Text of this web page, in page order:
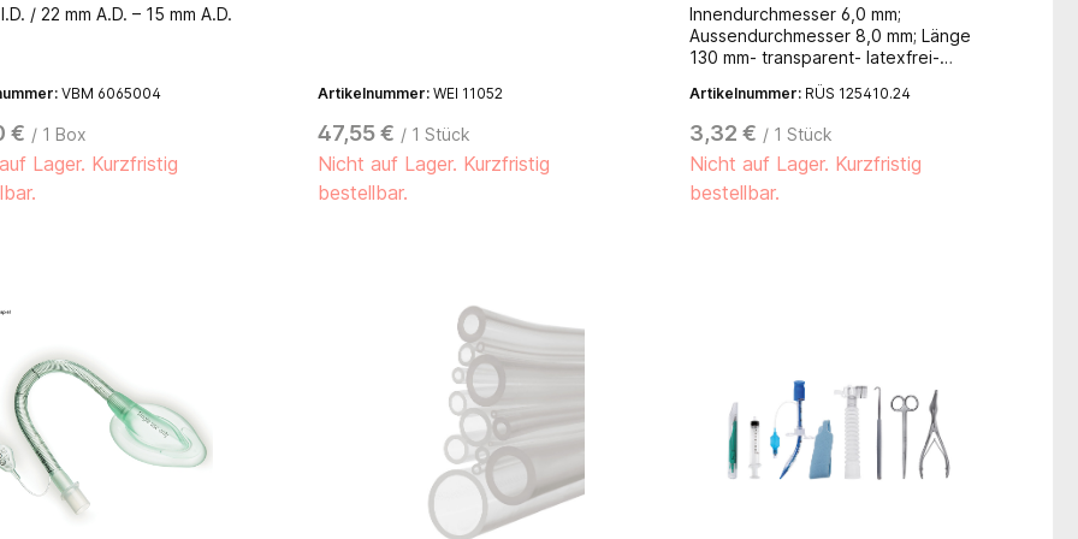
/ 22 mm A.D. – 15 mm A.D.
VBM 6065004
€ / 1 Box
Lager. Kurzfristig
Artikelnummer: WEI 11052
47,55 € / 1 Stück
Nicht auf Lager. Kurzfristig
bestellbar.
Innendurchmesser 6,0 mm;
Aussendurchmesser 8,0 mm; Länge
130 mm- transparent- latexfrei-
Artikelnummer: RÜS 125410.24
3,32 € / 1 Stück
Nicht auf Lager. Kurzfristig
bestellbar.